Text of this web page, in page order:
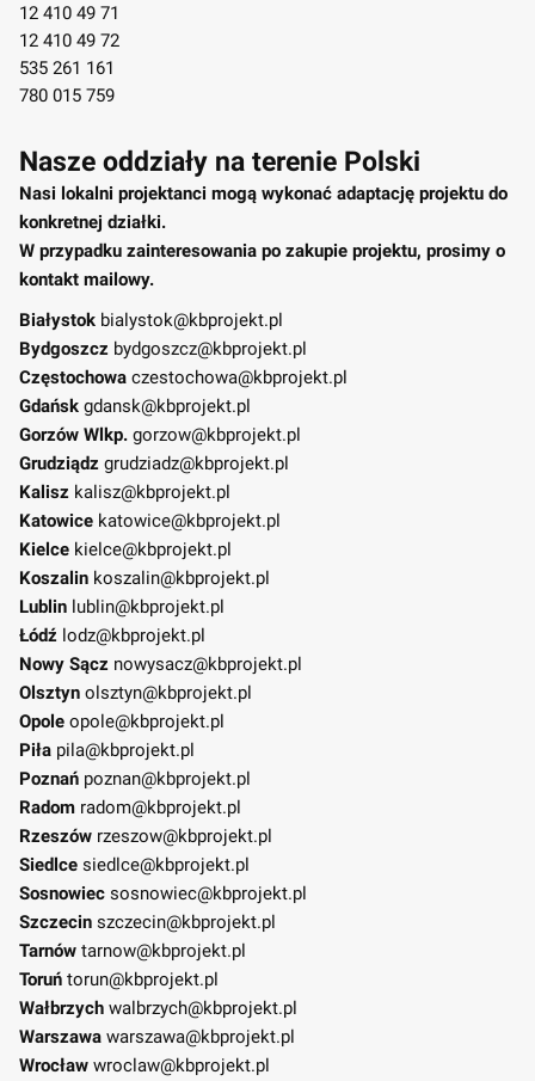
12 410 49 71
12 410 49 72
535 261 161
780 015 759
Nasze oddziały na terenie Polski
Nasi lokalni projektanci mogą wykonać adaptację projektu do
konkretnej działki.
W przypadku zainteresowania po zakupie projektu, prosimy o
kontakt mailowy.
Białystok bialystok@kbprojekt.pl
Bydgoszcz bydgoszcz@kbprojekt.pl
Częstochowa czestochowa@kbprojekt.pl
Gdańsk gdansk@kbprojekt.pl
Gorzów Wlkp. gorzow@kbprojekt.pl
Grudziądz grudziadz@kbprojekt.pl
Kalisz kalisz@kbprojekt.pl
Katowice katowice@kbprojekt.pl
Kielce kielce@kbprojekt.pl
Koszalin koszalin@kbprojekt.pl
Lublin lublin@kbprojekt.pl
Łódź lodz@kbprojekt.pl
Nowy Sącz nowysacz@kbprojekt.pl
Olsztyn olsztyn@kbprojekt.pl
Opole opole@kbprojekt.pl
Piła pila@kbprojekt.pl
Poznań poznan@kbprojekt.pl
Radom radom@kbprojekt.pl
Rzeszów rzeszow@kbprojekt.pl
Siedlce siedlce@kbprojekt.pl
Sosnowiec sosnowiec@kbprojekt.pl
Szczecin szczecin@kbprojekt.pl
Tarnów tarnow@kbprojekt.pl
Toruń torun@kbprojekt.pl
Wałbrzych walbrzych@kbprojekt.pl
Warszawa warszawa@kbprojekt.pl
Wrocław wroclaw@kbprojekt.pl